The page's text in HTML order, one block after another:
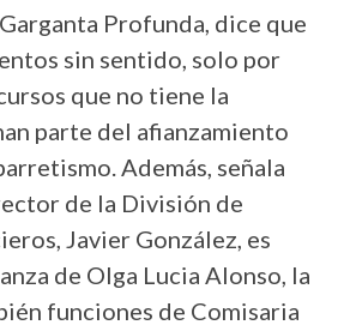
Profunda, dice que
sin sentido, solo por
que no tiene la
parte del afianzamiento
Además, señala
de la División de
Javier González, es
de Olga Lucia Alonso, la
funciones de Comisaria